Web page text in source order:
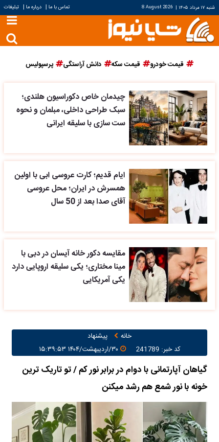
شنبه ۱۷ مرداد ۱۴۰۵ |
8 August 2026 تماس با ما | درباره ما | تبلیغات
قیمت خودرو قیمت سکه دانش آراستگی پرسپولیس
چیدمان خاص دکوراسیون هلندی؛
سبک طراحی داخلی، مبلمان و نحوه
ست سازی با سلیقه ایرانی
ایام قدیم؛ کارت عروسی ابی با اولین
همسرش در ایران؛ محل عروسی
آقای صدا بعد از 50 سال
مقایسه دکور خانه آیسان در دبی با
مینا مختاری؛ یکی سلیقه اروپایی دارد
یکی آمریکایی
خانه
پیشنهاد
کد خبر: 241789
گیاهان آپارتمانی با دوام در برابر نور کم / تو تاریک ترین
خونه با نور شمع هم رشد میکنن